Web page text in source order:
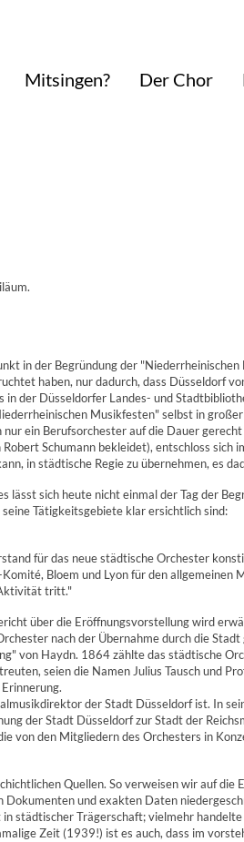
Mitsingen? Der Chor
in der Begründung der
haben, nur dadurch, dass Düsseldorf
der Düsseldorfer Landes- und
Musikfesten" selbst in
ein Berufsorchester auf die Dauer
Schumann bekleidet), entschloss
in städtische Regie zu übernehmen, es
sich heute nicht einmal der Tag der
Tätigkeitsgebiete klar ersichtlich sind:
für das neue städtische Orchester
Bloem und Lyon für den
tritt."
über die Eröffnungsvorstellung wird
nach der Übernahme durch die
von Haydn. 1864 zählte das städtische
seien die Namen Julius Tausch und
der Stadt Düsseldorf ist. In
der Stadt Düsseldorf zur Stadt der
von den Mitgliedern des Orchesters in
Quellen. So verweisen wir auf
und exakten Daten
städtischer Trägerschaft; vielmehr
Zeit (1939!) ist es auch, dass im